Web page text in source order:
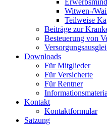
Witwen-/
Teilweise
Beiträge zur
Besteuerung von
Downloads
Für Mitglieder
Für Versicherte
Für Rentner
Kontakt
Kontaktformular
Satzung